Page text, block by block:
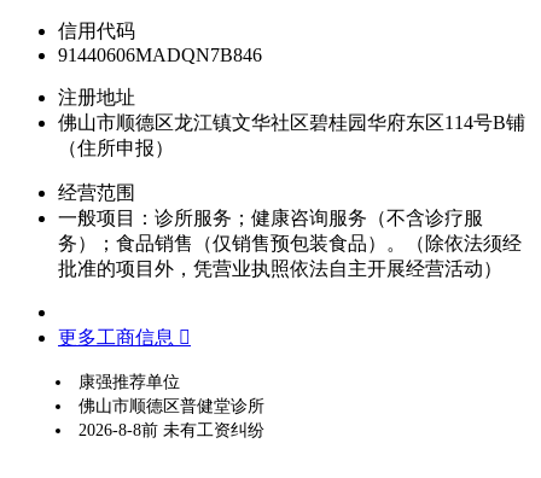
信用代码
91440606MADQN7B846
注册地址
佛山市顺德区龙江镇文华社区碧桂园华府东区114号B铺
（住所申报）
经营范围
一般项目：诊所服务；健康咨询服务（不含诊疗服
务）；食品销售（仅销售预包装食品）。（除依法须经
批准的项目外，凭营业执照依法自主开展经营活动）
更多工商信息 
康强推荐单位
佛山市顺德区普健堂诊所
2026-8-8前 未有工资纠纷